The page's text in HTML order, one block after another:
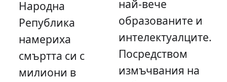
Народна
Република
намериха
смъртта си с
милиони в
най-вече
образованите и
интелектуалците.
Посредством
измъчвания на